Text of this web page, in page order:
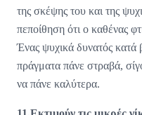
της σκέψης του και της
πεποίθηση ότι ο καθένας
Ένας ψυχικά δυνατός κατά
πράγματα πάνε στραβά,
να πάνε καλύτερα.